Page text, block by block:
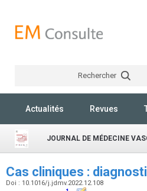
Rechercher
Actualités Revues
JOURNAL DE MÉDECINE
Cas cliniques :
Doi : 10.1016/j.jdmv.2022.12.108